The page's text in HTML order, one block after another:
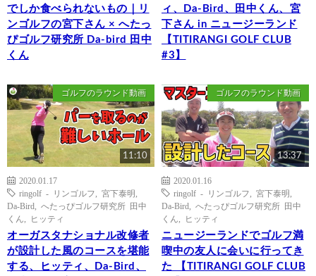
でしか食べられないもの｜リ
ンゴルフの宮下さん × へたっ
ぴゴルフ研究所 Da-bird 田中
くん
ィ、Da-Bird、田中くん、宮
下さん in ニュージーランド
【TITIRANGI GOLF CLUB
#3】
ゴルフのラウンド動画
11:10
2020.01.17
ringolf - リンゴルフ
宮下泰明
Da-Bird
へたっぴゴルフ研究所 田中
くん
ヒッティ
オーガスタナショナル改修者
が設計した風のコースを堪能
する、ヒッティ、Da-Bird、
ゴルフのラウンド動画
13:37
2020.01.16
ringolf - リンゴルフ
宮下泰明
Da-Bird
へたっぴゴルフ研究所 田中
くん
ヒッティ
ニュージーランドでゴルフ満
喫中の友人に会いに行ってき
た 【TITIRANGI GOLF CLUB